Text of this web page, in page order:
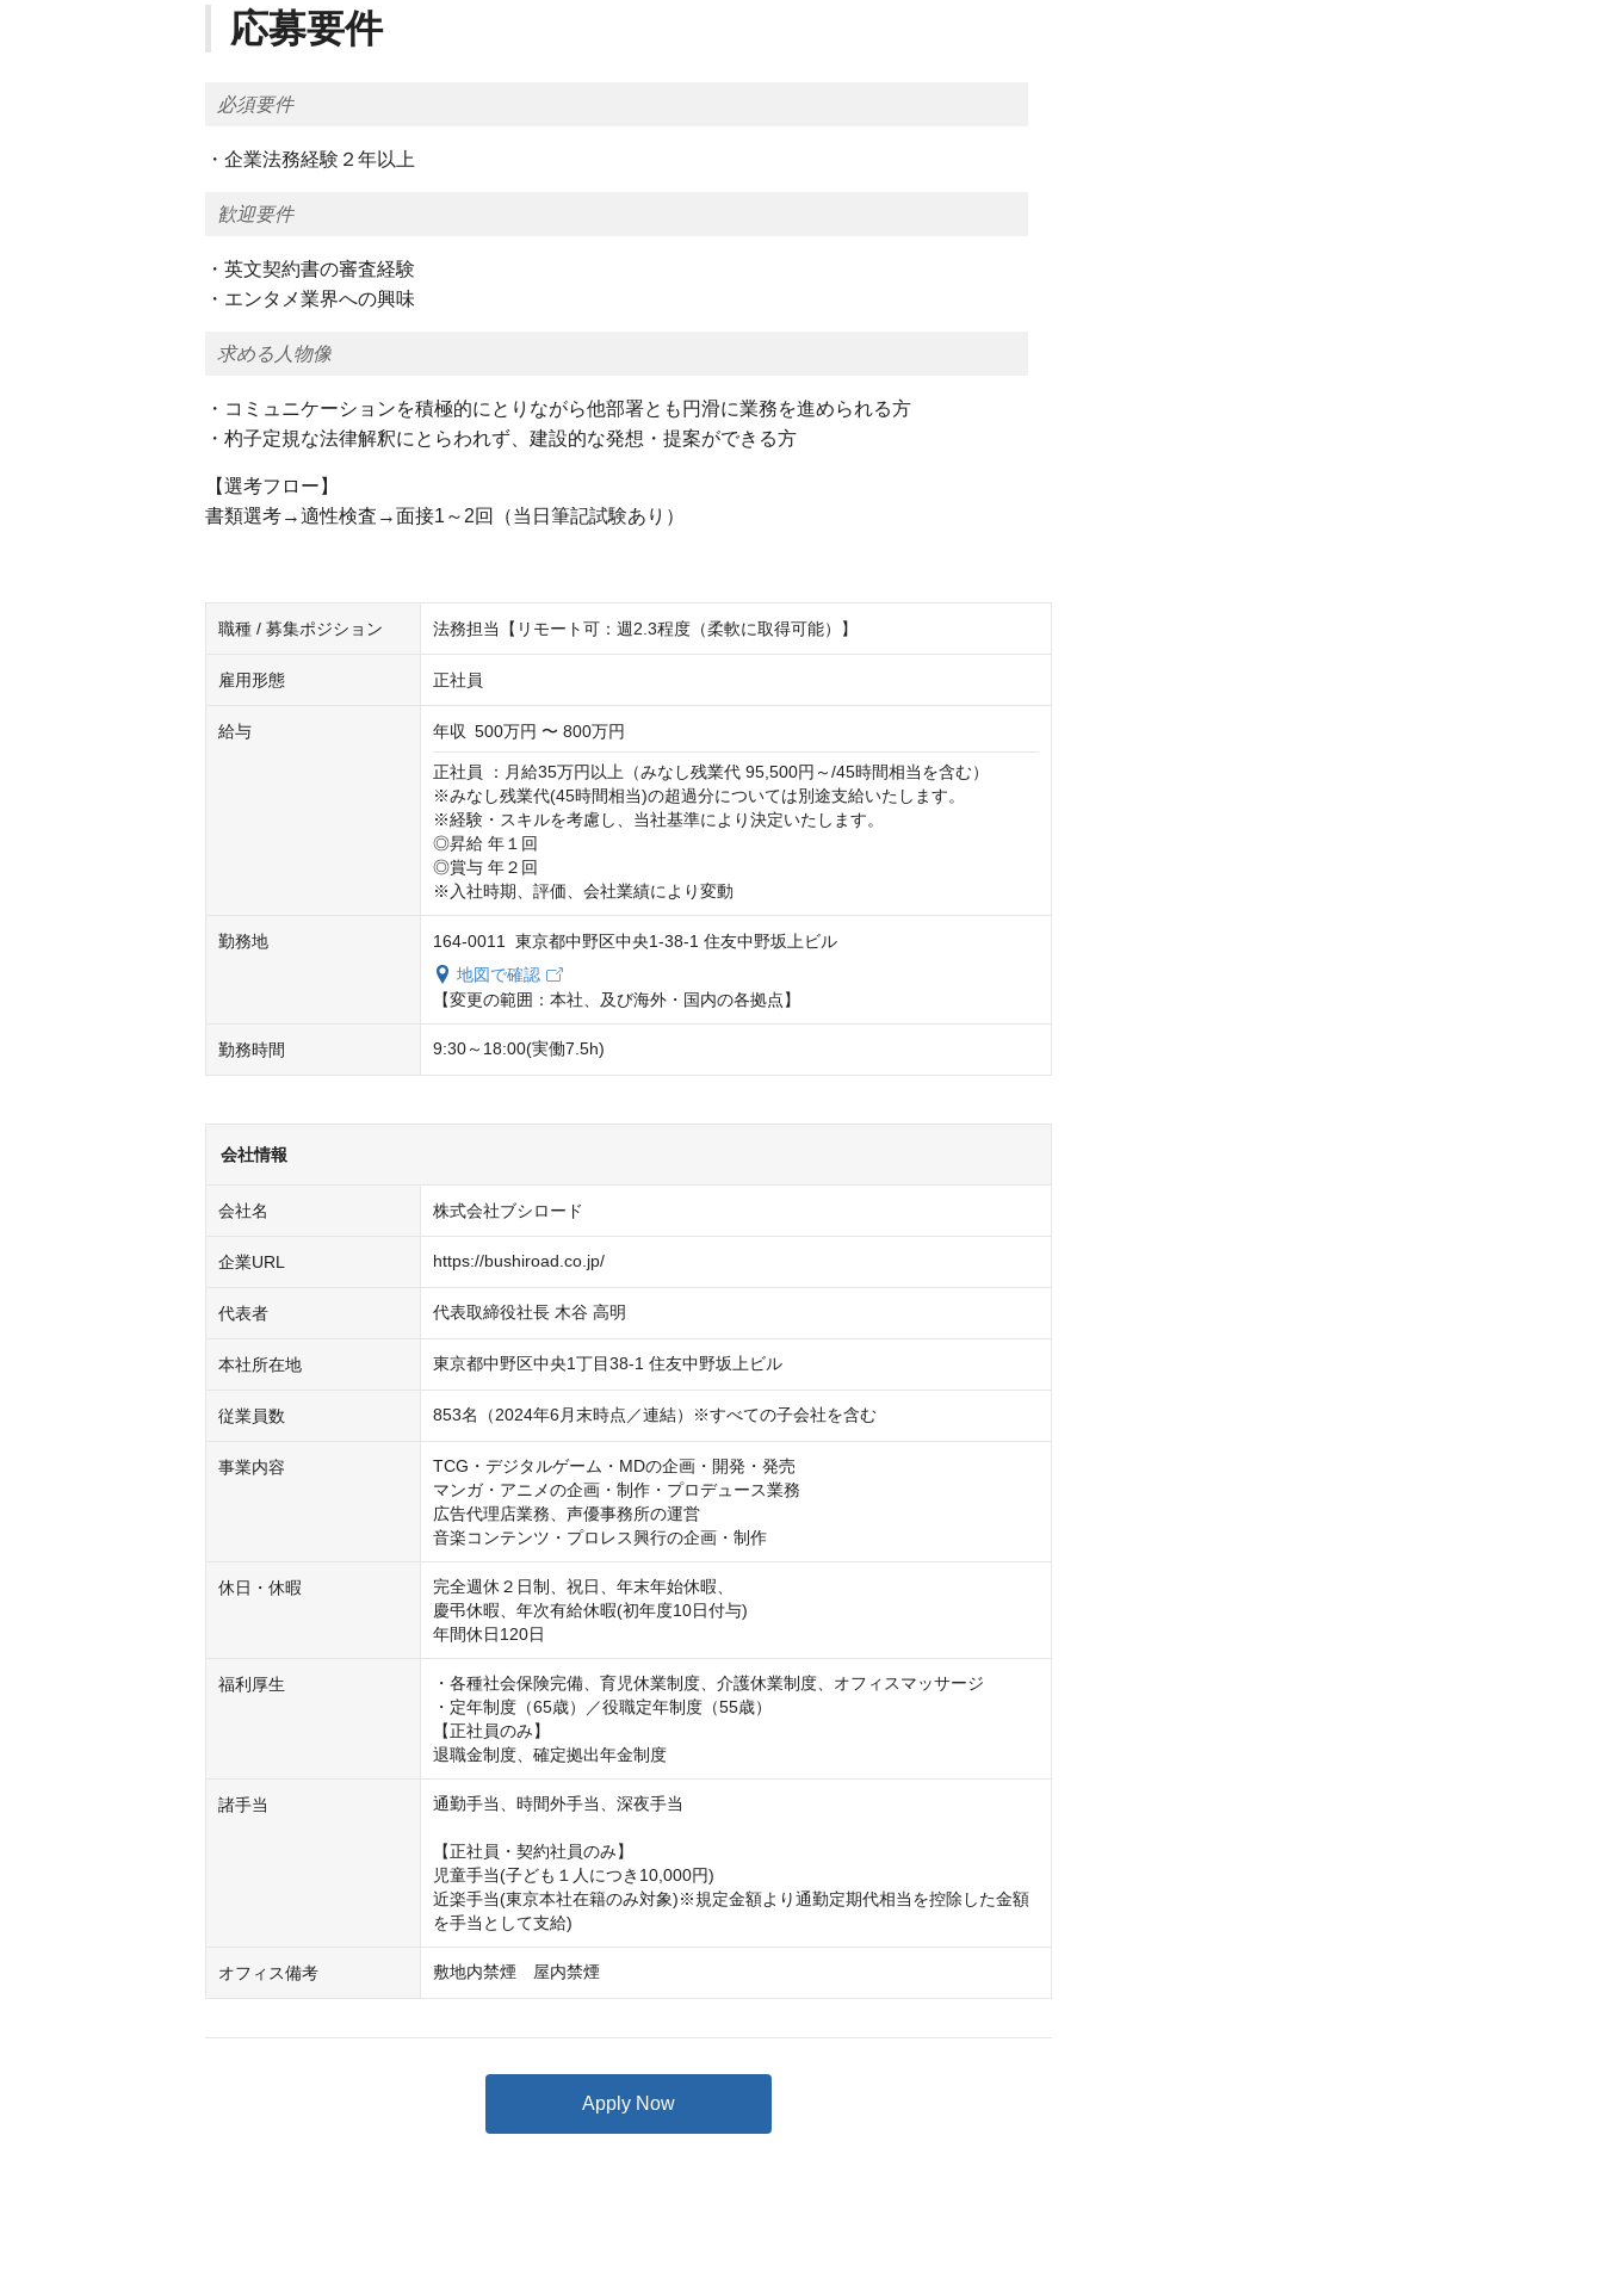
応募要件
必須要件
・企業法務経験２年以上
歓迎要件
・英文契約書の審査経験
・エンタメ業界への興味
求める人物像
・コミュニケーションを積極的にとりながら他部署とも円滑に業務を進められる方
・杓子定規な法律解釈にとらわれず、建設的な発想・提案ができる方
【選考フロー】
書類選考→適性検査→面接1～2回（当日筆記試験あり）
職種 / 募集ポジション 法務担当【リモート可：週2.3程度（柔軟に取得可能）】
雇用形態 正社員
給与 年収 500万円 〜 800万円
正社員 ：月給35万円以上（みなし残業代 95,500円～/45時間相当を含む）
※みなし残業代(45時間相当)の超過分については別途支給いたします。
※経験・スキルを考慮し、当社基準により決定いたします。
◎昇給 年１回
◎賞与 年２回
※入社時期、評価、会社業績により変動
勤務地
164-0011 東京都中野区中央1-38-1 住友中野坂上ビル
地図で確認
【変更の範囲：本社、及び海外・国内の各拠点】
勤務時間 9:30～18:00(実働7.5h)
会社情報
会社名 株式会社ブシロード
企業URL https://bushiroad.co.jp/
代表者 代表取締役社長 木谷 高明
本社所在地 東京都中野区中央1丁目38-1 住友中野坂上ビル
従業員数 853名（2024年6月末時点／連結）※すべての子会社を含む
事業内容
TCG・デジタルゲーム・MDの企画・開発・発売
マンガ・アニメの企画・制作・プロデュース業務
広告代理店業務、声優事務所の運営
音楽コンテンツ・プロレス興行の企画・制作
休日・休暇
完全週休２日制、祝日、年末年始休暇、
慶弔休暇、年次有給休暇(初年度10日付与)
福利厚生
・各種社会保険完備、育児休業制度、介護休業制度、オフィスマッサージ
・定年制度（65歳）／役職定年制度（55歳）
【正社員のみ】
退職金制度、確定拠出年金制度
諸手当 通勤手当、時間外手当、深夜手当
【正社員・契約社員のみ】
児童手当(子ども１人につき10,000円)
近楽手当(東京本社在籍のみ対象)※規定金額より通勤定期代相当を控除した金額
を手当として支給)
オフィス備考 敷地内禁煙　屋内禁煙
Apply Now